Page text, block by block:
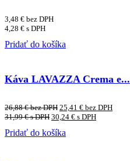
3,48 € bez DPH
4,28 € s DPH
Pridať do košíka
Káva LAVAZZA Crema e...
26,88€bez DPH 25,41 € bez DPH
31,99€s DPH 30,24 € s DPH
Pridať do košíka